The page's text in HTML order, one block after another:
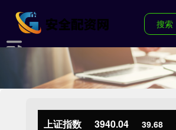
上证指数 3940.04 39.68